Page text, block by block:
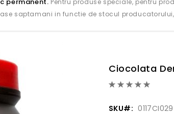
Pentru produse speciale, pentru
saptamani in functie de stocul
Ciocolata
Evaluare:
SKU 0117CI029